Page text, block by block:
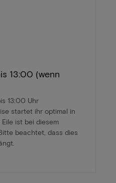
13:00 (wenn
13:00 Uhr
startet ihr optimal in
ist bei diesem
beachtet, dass dies